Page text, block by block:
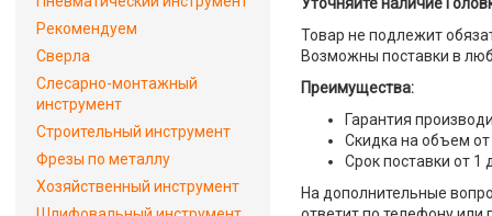
Товар не подлежит
Возможны поставки в
Преимущества:
Гарантия
Скидка на объем от
Срок поставки от 1
На дополнительные
Рекомендуем
Сверла
Слесарно-монтажный
инструмент
Строительный инструмент
Фрезы по металлу
Хозяйственный инструмент